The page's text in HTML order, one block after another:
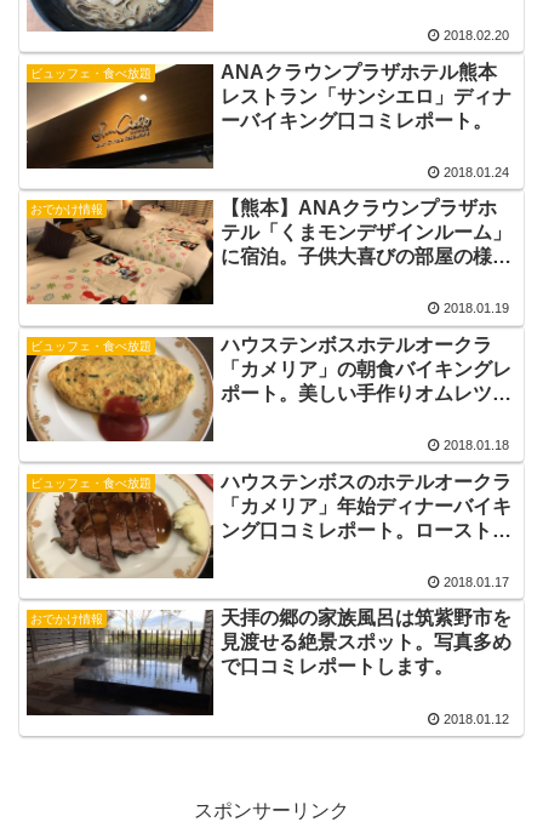
2018.02.20
ビュッフェ・食べ放題
ANAクラウンプラザホテル熊本
レストラン「サンシエロ」ディナ
ーバイキング口コミレポート。
2018.01.24
おでかけ情報
【熊本】ANAクラウンプラザホ
テル「くまモンデザインルーム」
に宿泊。子供大喜びの部屋の様子
2018.01.19
ビュッフェ・食べ放題
ハウステンボスホテルオークラ
「カメリア」の朝食バイキングレ
ポート。美しい手作りオムレツも
2018.01.18
ビュッフェ・食べ放題
ハウステンボスのホテルオークラ
「カメリア」年始ディナーバイキ
ング口コミレポート。ローストビ
2018.01.17
おでかけ情報
天拝の郷の家族風呂は筑紫野市を
見渡せる絶景スポット。写真多め
で口コミレポートします。
2018.01.12
スポンサーリンク